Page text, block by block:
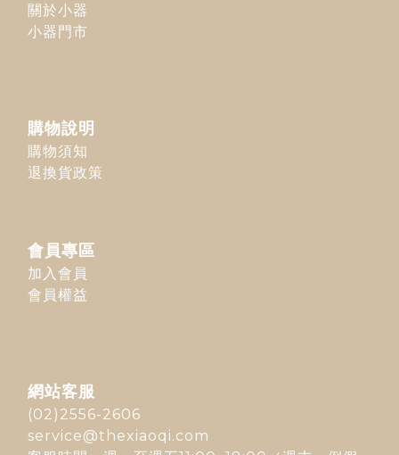
關於小器
小器門市
購物說明
購物須知
退換貨政策
會員專區
加入會員
會員權益
網站客服
(02)2556-2606
service@thexiaoqi.com